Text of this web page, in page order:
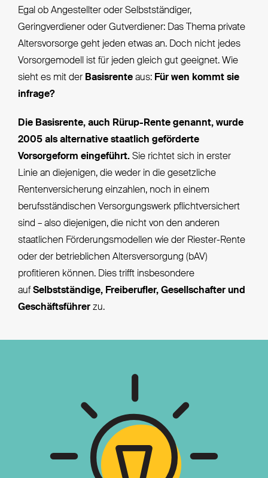
Egal ob Angestellter oder Selbstständiger,
Geringverdiener oder Gutverdiener: Das Thema private
Altersvorsorge geht jeden etwas an. Doch nicht jedes
Vorsorgemodell ist für jeden gleich gut geeignet. Wie
sieht es mit der Basisrenteaus: Für wen kommt sie
infrage?
Die Basisrente, auch Rürup-Rente genannt, wurde
2005 als alternative staatlich geförderte
Vorsorgeform eingeführt.Sie richtet sich in erster
Linie an diejenigen, die weder in die gesetzliche
Rentenversicherung einzahlen, noch in einem
berufsständischen Versorgungswerk pflichtversichert
sind – also diejenigen, die nicht von den anderen
staatlichen Förderungsmodellen wie der Riester-Rente
oder der betrieblichen Altersversorgung (bAV)
profitieren können. Dies trifft insbesondere
aufSelbstständige, Freiberufler, Gesellschafter und
Geschäftsführerzu.